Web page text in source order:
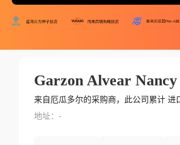
来自厄瓜多尔的采购商，此公司累计 进
地址：-